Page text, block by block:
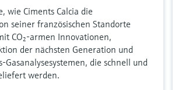
wie Ciments Calcia die
seiner französischen Standorte
CO₂-armen Innovationen,
der nächsten Generation und
Gasanalysesystemen, die schnell und
werden.